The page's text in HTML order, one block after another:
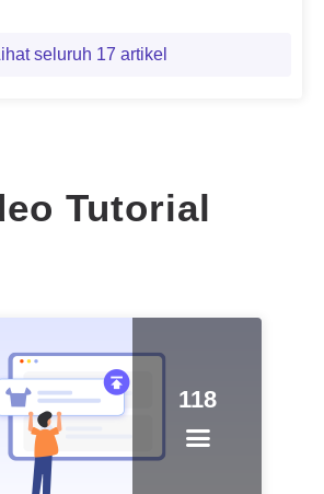
seluruh 17 artikel
Tutorial
118